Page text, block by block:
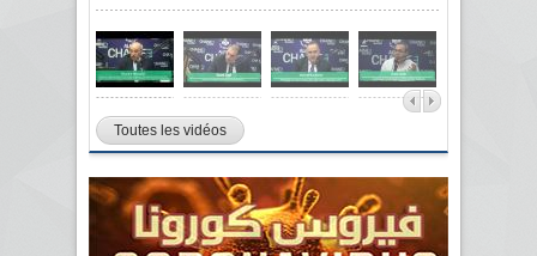
Toutes les vidéos